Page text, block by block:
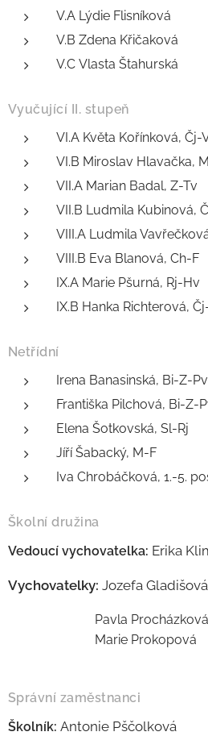
V.A Lýdie Flisníková
V.B Zdena Křičaková
V.C Vlasta Štahurská
Vyučující II. stupeň
VI.A Květa Kořínková,
VI.B Miroslav Hlavačka, M
VII.A Marian Badal, Z-Tv
VII.B Ludmila Kubinová,
VIII.A Ludmila
VIII.B Eva Blanová, Ch-F
IX.A Marie Pšurná, Rj-Hv
IX.B Hanka Richterová,
Netřídní
Irena Banasinská, Bi-Z-Pv
Františka Pilchová, Bi-Z-
Elena Šotkovská, Sl-Rj
Jíří Šabacký, M-F
Iva Chrobáčková, 1.-5.
Školní družina
Vedoucí vychovatelka: Erika
Vychovatelky: Jozefa Gladišová
Pavla Procházková
Marie Prokopová
Správní zaměstnanci
Školník: Antonie Pščolková